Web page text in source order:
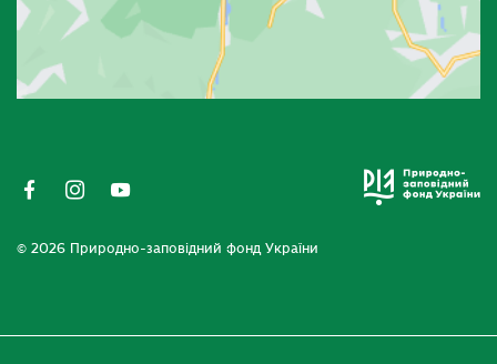
© 2026 Природно-заповідний фонд України